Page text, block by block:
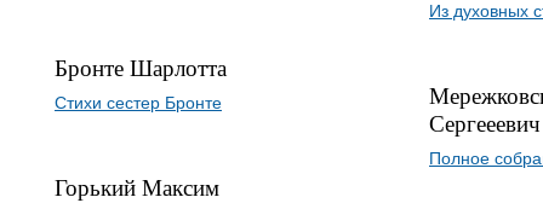
Бронте Шарлотта
Стихи сестер Бронте
Горький Максим
Из духовных
Сергееевич
Полное